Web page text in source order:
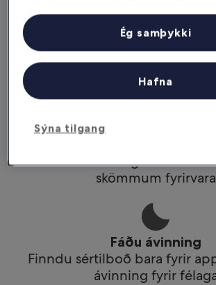
Sparaðu enn
Fáðu afslátt af völdum
Bókaðu hvar og hvenær
skömmum fyrirvara
Fáðu ávinning
Finndu sértilboð bara fyrir
ávinning fyrir
Sýna tilgang
Hafna
Ég samþykki